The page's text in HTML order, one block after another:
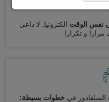
نفس الوقت الكترونيا, لا داعى
مرارا و تكرارا
السلفادور في خطوات بسيطة: